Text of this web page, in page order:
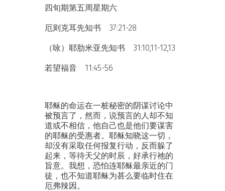
四旬期第五周星期六
厄则克耳先知书 37:21-28
（咏）耶肋米亚先知书 31:10,11-12,13
若望福音 11:45-56
耶稣的命运在一桩秘密的阴谋讨论中
被预言了，然而，说预言的人却不知
道或不相信，他自己也是他们要谋害
的耶稣的受惠者。耶稣知晓这一切，
却没有采取任何报复行动，反而躲了
起来，等待天父的时辰，好承行祂的
旨意。我想，恐怕连耶稣最亲近的门
徒，也不知道耶稣为甚么要临时住在
厄弗辣因。